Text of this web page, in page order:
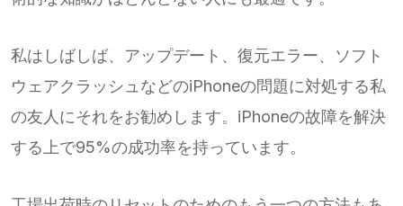
私はしばしば、アップデート、復元エラー、ソフト
ウェアクラッシュなどのiPhoneの問題に対処する私
の友人にそれをお勧めします。iPhoneの故障を解決
する上で95%の成功率を持っています。